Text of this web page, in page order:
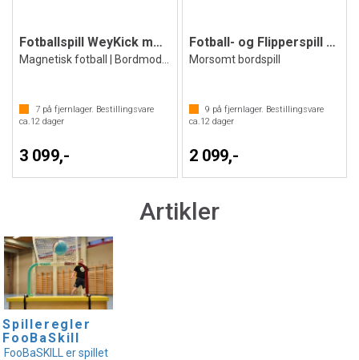
Fotballspill WeyKick modell 7500
7 på fjernlager. Bestillingsvare
ca.12 dager
3 099,-
Fotball- og Flipperspill Bartl Flip-Kick
Morsomt bordspill
9 på fjernlager. Bestillingsvare
ca.12dager
2 099,-
Artikler
Spilleregler
FooBaSkill
FooBaSKILL er spillet